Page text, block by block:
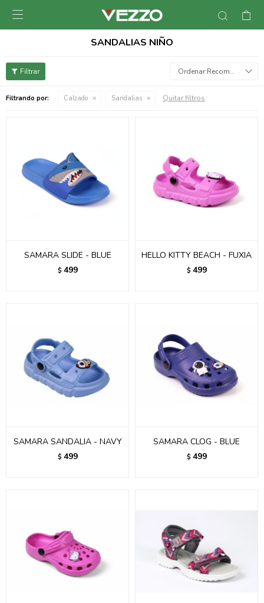

SANDALIAS NIÑO
Recomendados
Filtrando por: Calzado Sandalias Quitar filtros
SAMARA SLIDE - BLUE
$ 499
HELLO KITTY BEACH - FUXIA
$ 499
SAMARA SANDALIA - NAVY
$ 499
SAMARA CLOG - BLUE
$ 499